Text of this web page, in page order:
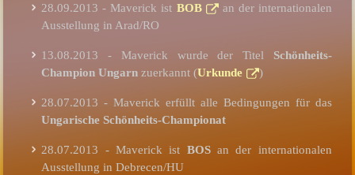
28.09.2013 - Maverick ist BOB
an der internationalen
Ausstellung in Arad/RO
13.08.2013 - Maverick wurde der Titel Schönheits-
Champion Ungarn zuerkannt (Urkunde )
28.07.2013 - Maverick erfüllt alle Bedingungen für das
Ungarische Schönheits-Championat
28.07.2013 - Maverick ist BOSan der internationalen
Ausstellung in Debrecen/HU